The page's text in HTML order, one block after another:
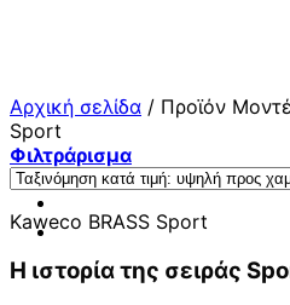
Αρχική σελίδα / Προϊόν
Sport
Φιλτράρισμα
Kaweco BRASS Sport
Η ιστορία της σειράς